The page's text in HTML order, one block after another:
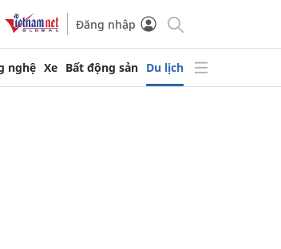
Đăng nhập
nghệ Xe Bất động sản Du lịch